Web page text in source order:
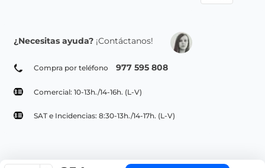
¿Necesitas ayuda? ¡Contáctanos!
Compra por teléfono 977 595 808
Comercial: 10-13h./14-16h. (L-V)
SAT e Incidencias: 8:30-13h./14-17h. (L-V)